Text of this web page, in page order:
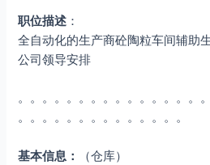
职位描述 ：
全自动化的生产商砼陶粒车间辅助
公司领导安排
。。。。。。。。。。。。。。。
。。。。。。。。。。。。。。
基本信息：
（仓库）